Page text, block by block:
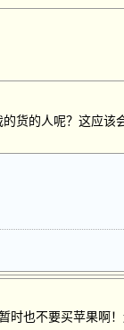
货的人呢？这应该
时也不要买苹果啊